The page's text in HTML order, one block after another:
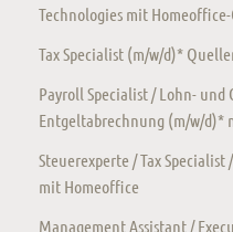
Technologies mit
Tax Specialist (m/w/d)*
Payroll Specialist / Lohn-
Entgeltabrechnung (m/w/d)*
Steuerexperte / Tax
mit Homeoffice
Management Assistant /